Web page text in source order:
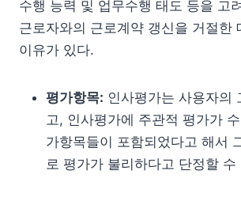
수행 능력 및 업무수행 태도 등을 고
근로자와의 근로계약 갱신을 거절한
이유가 있다.
평가항목: 인사평가는 사용자의
고, 인사평가에 주관적 평가가
가항목들이 포함되었다고 해서
로 평가가 불리하다고 단정할 수